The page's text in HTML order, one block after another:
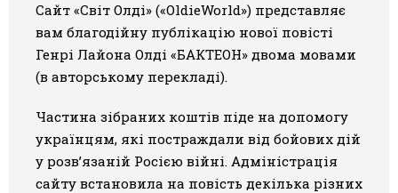
Зв’язок
Галерея
Світ Олді
Сайт «Світ Олді» («OldieWorld») представляє
вам благодійну публікацію нової повісті
Генрі Лайона Олді «БАКТЕОН» двома мовами
(в авторському перекладі).
Частина зібраних коштів піде на допомогу
українцям, які постраждали від бойових дій
у розв’язаній Росією війні. Адміністрація
сайту встановила на повість декілька різних